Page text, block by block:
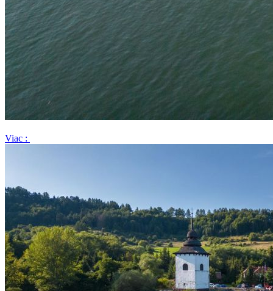
Viac :